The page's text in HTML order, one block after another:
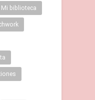
Mi biblioteca